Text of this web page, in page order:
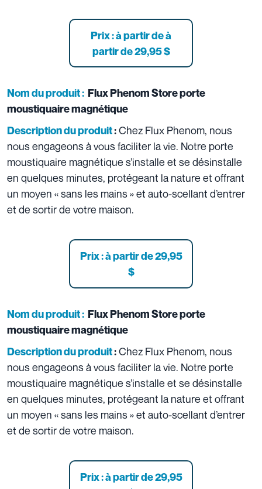
Prix : à partir de à
partir de29,95 $
Nom du produit : Flux Phenom Store porte
moustiquaire magnétique
Description du produit:Chez Flux Phenom, nous
nous engageons à vous faciliter la vie. Notre porte
moustiquaire magnétique s’installe et se désinstalle
en quelques minutes, protégeant la nature et offrant
un moyen « sans les mains » et auto-scellant d’entrer
et de sortir de votre maison.
Prix : à partir de 29,95
$
Nom du produit : Flux Phenom Store porte
moustiquaire magnétique
Description du produit:Chez Flux Phenom, nous
nous engageons à vous faciliter la vie. Notre porte
moustiquaire magnétique s’installe et se désinstalle
en quelques minutes, protégeant la nature et offrant
un moyen « sans les mains » et auto-scellant d’entrer
et de sortir de votre maison.
Prix : à partir de 29,95